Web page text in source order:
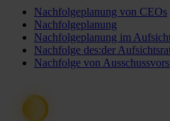
Nachfolgeplanung von CEOs
Nachfolgeplanung
Nachfolgeplanung im
Nachfolge des:der
Nachfolge von